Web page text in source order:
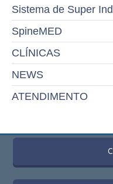
Sistema de Super
SpineMED
CLÍNICAS
NEWS
ATENDIMENTO